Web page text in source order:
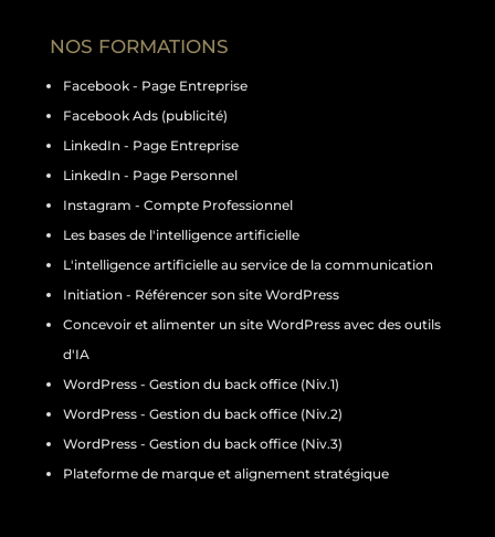
NOS FORMATIONS
Facebook - Page Entreprise
Facebook Ads (publicité)
LinkedIn - Page Entreprise
LinkedIn - Page Personnel
Instagram - Compte Professionnel
Les bases de l'intelligence artificielle
L'intelligence artificielle au service de la communication
Initiation - Référencer son site WordPress
Concevoir et alimenter un site WordPress avec des outils
d'IA
WordPress - Gestion du back office (Niv.1)
WordPress - Gestion du back office (Niv.2)
WordPress - Gestion du back office (Niv.3)
Plateforme de marque et alignement stratégique